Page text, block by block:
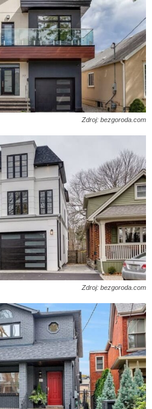
Zdroj: bezgoroda.com
Zdroj: bezgoroda.com